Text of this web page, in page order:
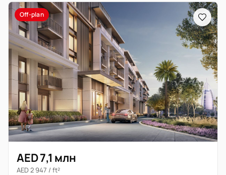
Off-plan
AED 7,1 млн
AED 2 947 / ft²